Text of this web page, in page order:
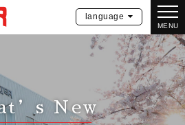
MENU
language
New